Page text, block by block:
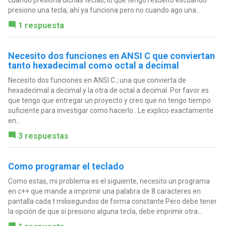
presiono una tecla, ahí ya funciona pero no cuando ago una...
1 respuesta
Necesito dos funciones en ANSI C que conviertan
tanto hexadecimal como octal a decimal
Necesito dos funciones en ANSI C ; una que convierta de
hexadecimal a decimal y la otra de octal a decimal. Por favor es
que tengo que entregar un proyecto y creo que no tengo tiempo
suficiente para investigar como hacerlo.. Le explico exactamente
en...
3 respuestas
Como programar el teclado
Como estas, mi problema es el siguiente, necesito un programa
en c++ que mande a imprimir una palabra de 8 caracteres en
pantalla cada t milisegundos de forma constante Pero debe tener
la opción de que si presiono alguna tecla, debe imprimir otra...